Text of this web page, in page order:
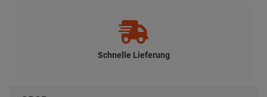
Schnelle Lieferung